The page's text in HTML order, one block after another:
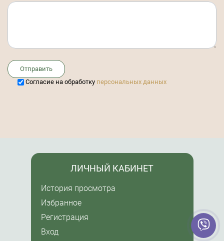
Отправить
Cогласие на обработку персональных данных
ЛИЧНЫЙ КАБИНЕТ
История просмотра
Избранное
Регистрация
Вход